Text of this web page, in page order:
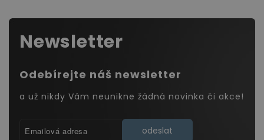
Newsletter
Odebírejte náš newsletter
a už nikdy Vám neunikne žádná novinka či akce!
odeslat